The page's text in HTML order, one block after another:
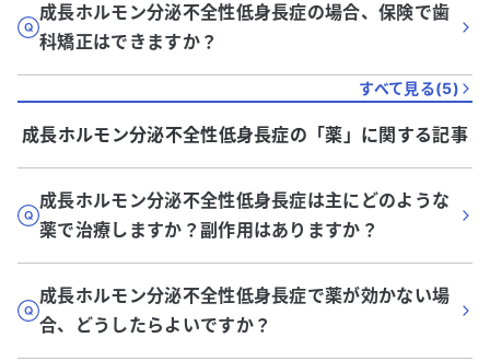
成長ホルモン分泌不全性低身長症の場合、保険で歯
科矯正はできますか？
すべて見る(5)
成長ホルモン分泌不全性低身長症の「薬 」に関する記事
成長ホルモン分泌不全性低身長症は主にどのような
薬で治療しますか？副作用はありますか？
成長ホルモン分泌不全性低身長症で薬が効かない場
合、どうしたらよいですか？